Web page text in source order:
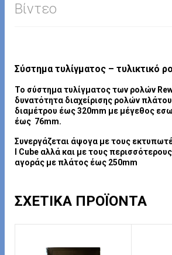
Βίντεο
Σύστημα τυλίγματος – τυλικτικό
Το σύστημα τυλίγματος των ρολών
δυνατότητα διαχείρισης ρολών
διαμέτρου έως 320mm με μέγεθος
έως 76mm.
Συνεργάζεται άψογα με τους
I Cube αλλά και με τους
αγοράς με πλάτος έως 250mm
ΣΧΕΤΙΚΆ ΠΡΟΪΌΝΤΑ